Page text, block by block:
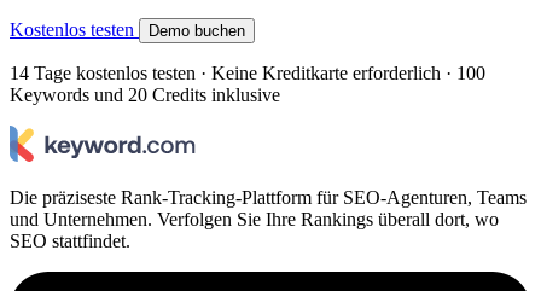
Kostenlos testen Demo buchen
14 Tage kostenlos testen · Keine Kreditkarte erforderlich · 100
Keywords und 20 Credits inklusive
Die präziseste Rank-Tracking-Plattform für SEO-Agenturen, Teams
und Unternehmen. Verfolgen Sie Ihre Rankings überall dort, wo
SEO stattfindet.